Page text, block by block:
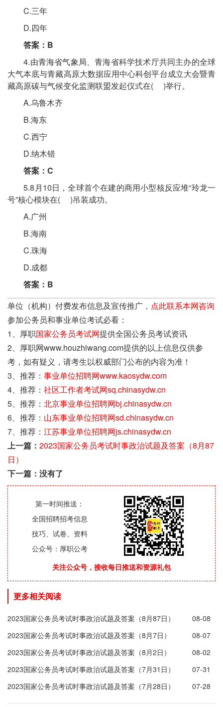
C.三年
D.四年
答案：B
4.由青海省气象局、青海省科学技术厅共同主办的全球
大气本底与青藏高原大数据应用中心科创平台成立大会暨青
藏高原碳与气候变化监测联盟发起仪式在( )举行。
A.乌鲁木齐
B.海东
C.西宁
D.纳木错
答案：C
5.8月10日，全球首个在建的商用小型核反应堆“玲龙一
号”核心模块在( )吊装成功。
A.广州
B.海南
C.珠海
D.成都
答案：B
单位（机构）付费发布信息及宣传推广， 点此联系本网咨询
参加公务员和事业单位考试必看：
1、厚职国家公务员考试网提供全国公务员考试资讯
2、厚职网www.houzhiwang.com提供的以上信息仅供参
考，如有疑义，请考生以权威部门公布的内容为准！
3、推荐： 事业单位招聘网www.kaosydw.com
4、推荐： 社区工作者考试网sq.chinasydw.cn
5、推荐： 北京事业单位招聘网bj.chinasydw.cn
6、推荐： 山东事业单位招聘网sd.chinasydw.cn
7、推荐： 江苏事业单位招聘网js.chinasydw.cn
上一篇： 2023国家公务员考试时事政治试题及答案（8月87
日）
下一篇：没有了
第一时间推送：
全国招聘招考信息
技巧、试卷、资料
公众号：厚职公考
关注公众号，接收每日推送和资源礼包
更多相关阅读
2023国家公务员考试时事政治试题及答案（8月87日）
08-08
2023国家公务员考试时事政治试题及答案（8月7日）
08-07
2023国家公务员考试时事政治试题及答案（8月2日）
08-02
2023国家公务员考试时事政治试题及答案（7月31日）
07-31
2023国家公务员考试时事政治试题及答案（7月28日）
07-28